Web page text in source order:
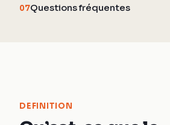
07Questions fréquentes
DEFINITION